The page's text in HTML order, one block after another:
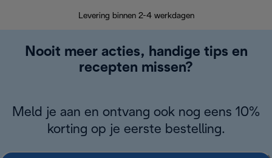
Levering binnen 2-4 werkdagen
Nooit meer acties, handige tips en
recepten missen?
Meld je aan en ontvang ook nog eens 10%
korting op je eerste bestelling.